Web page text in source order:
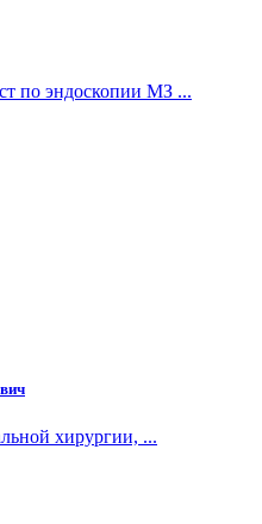
по эндоскопии МЗ ...
хирургии, ...